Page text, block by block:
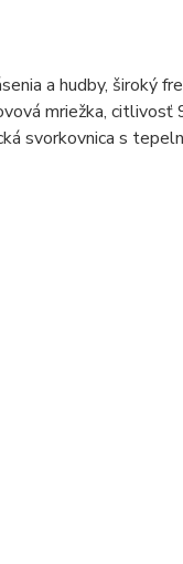
a hudby, široký
mriežka,
svorkovnica s